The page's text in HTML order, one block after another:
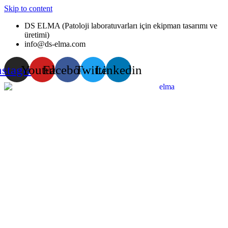
Skip to content
DS ELMA (Patoloji laboratuvarları için ekipman tasarımı ve
üretimi)
info@ds-elma.com
YoutubeFacebookTwitterLinkedin